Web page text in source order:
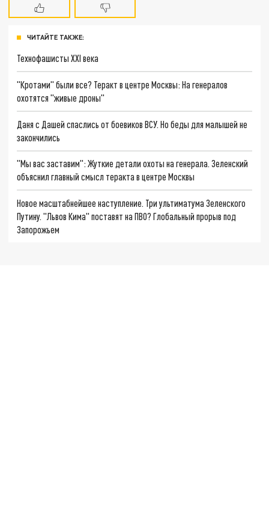
ЧИТАЙТЕ ТАКЖЕ:
Технофашисты XXI века
"Кротами" были все? Теракт в центре Москвы: На генералов
охотятся "живые дроны"
Даня с Дашей спаслись от боевиков ВСУ. Но беды для малышей не
закончились
"Мы вас заставим": Жуткие детали охоты на генерала. Зеленский
объяснил главный смысл теракта в центре Москвы
Новое масштабнейшее наступление. Три ультиматума Зеленского
Путину. "Львов Кима" поставят на ПВО? Глобальный прорыв под
Запорожьем